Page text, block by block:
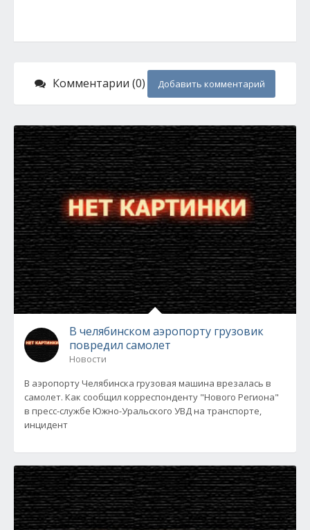
Комментарии (0) Добавить комментарий
В челябинском аэропорту грузовик
повредил самолет
Новости
В аэропорту Челябинска грузовая машина врезалась в
самолет. Как сообщил корреспонденту "Нового Региона"
в пресс-службе Южно-Уральского УВД на транспорте,
инцидент